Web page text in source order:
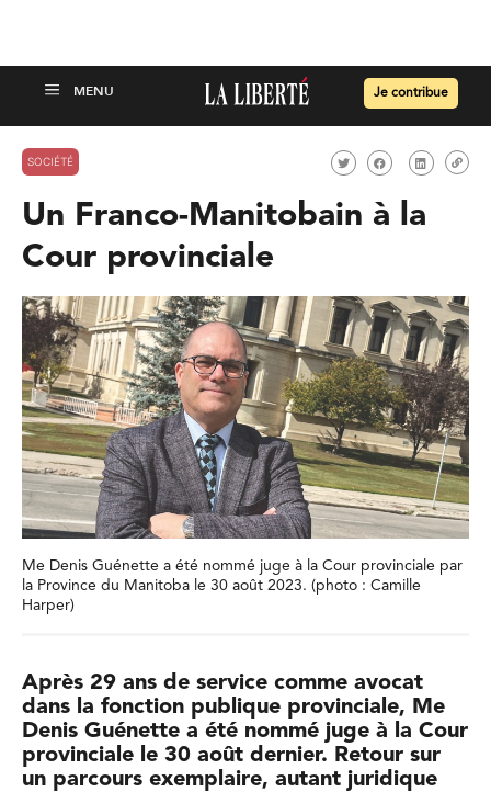
Je contribue
SOCIÉTÉ
Un Franco-Manitobain à la
Cour provinciale
Me Denis Guénette a été nommé juge à la Cour provinciale par
la Province du Manitoba le 30 août 2023. (photo : Camille
Harper)
Après 29 ans de service comme avocat
dans la fonction publique provinciale, Me
Denis Guénette a été nommé juge à la Cour
provinciale le 30 août dernier. Retour sur
un parcours exemplaire, autant juridique